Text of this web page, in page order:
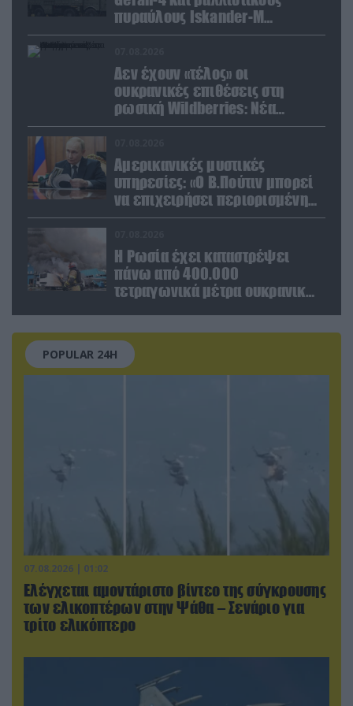
πυραύλους Iskander-M
ουκρανικό τρένο με
Δεν έχουν «τέλος» οι
ουκρανικές επιθέσεις στη
ρωσική Wildberries: Νέα
πλήγματα σε εγκαταστάσεις στα
Αμερικανικές μυστικές
υπηρεσίες: «Ο Β.Πούτιν μπορεί
να επιχειρήσει περιορισμένη
στρατιωτική επιχείρηση στην
Η Ρωσία έχει καταστρέψει
πάνω από 400.000
τετραγωνικά μέτρα ουκρανικών
POPULAR 24H
07.08.2026 | 01:02
Ελέγχεται αμοντάριστο βίντεο της σύγκρουσης
των ελικοπτέρων στην Ψάθα – Σενάριο για
τρίτο ελικόπτερο